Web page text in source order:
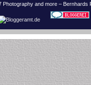
Photography and more –